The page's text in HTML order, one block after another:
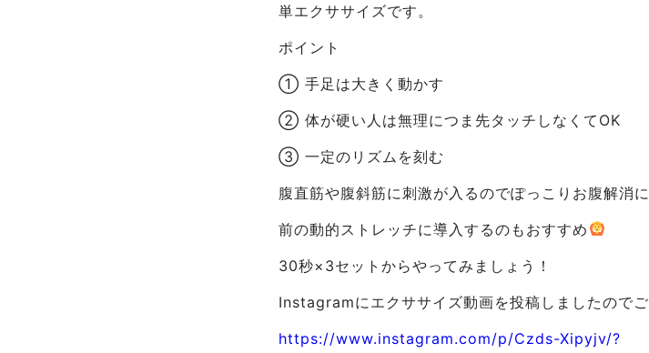
単エクササイズです。
ポイント
① 手足は大きく動かす
② 体が硬い人は無理につま先タッチしなくてOK
③ 一定のリズムを刻む
腹直筋や腹斜筋に刺激が入るのでぽっこりお腹解消に
前の動的ストレッチに導入するのもおすすめ
30秒×3セットからやってみましょう！
Instagramにエクササイズ動画を投稿しましたのでご
https://www.instagram.com/p/Czds-Xipyjv/?